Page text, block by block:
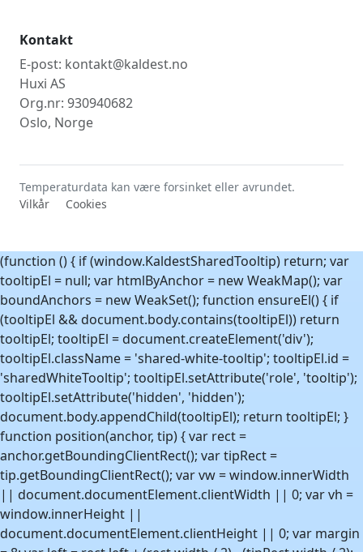
Kontakt
E-post: kontakt@kaldest.no
Huxi AS
Org.nr: 930940682
Oslo, Norge
Temperaturdata kan være forsinket eller avrundet.
Vilkår
Cookies
(function () { if (window.KaldestSharedTooltip) return; var
tooltipEl = null; var htmlByAnchor = new WeakMap(); var
boundAnchors = new WeakSet(); function ensureEl() { if
(tooltipEl && document.body.contains(tooltipEl)) return
tooltipEl; tooltipEl = document.createElement('div');
tooltipEl.className = 'shared-white-tooltip'; tooltipEl.id =
'sharedWhiteTooltip'; tooltipEl.setAttribute('role', 'tooltip');
tooltipEl.setAttribute('hidden', 'hidden');
document.body.appendChild(tooltipEl); return tooltipEl; }
function position(anchor, tip) { var rect =
anchor.getBoundingClientRect(); var tipRect =
tip.getBoundingClientRect(); var vw = window.innerWidth
|| document.documentElement.clientWidth || 0; var vh =
window.innerHeight ||
document.documentElement.clientHeight || 0; var margin